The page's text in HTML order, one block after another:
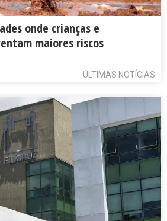
onde crianças e
maiores riscos
ÚLTIMAS NOTÍCIAS